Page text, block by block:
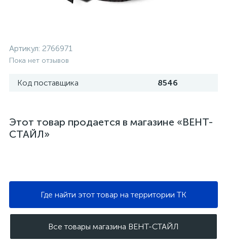
Артикул: 2766971
Пока нет отзывов
Код поставщика 8546
Этот товар продается в магазине «ВЕНТ-
СТАЙЛ»
Где найти этот товар на территории ТК
Все товары магазина ВЕНТ-СТАЙЛ